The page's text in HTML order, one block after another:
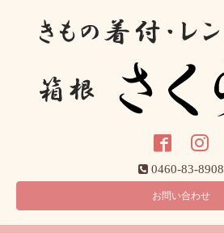
0460-83-8908
お問い合わせ